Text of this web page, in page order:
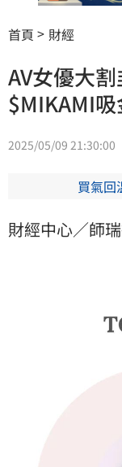
首頁 財經
AV女優大
$MIKAMI
2025/05/09 21:30:00
買氣回
財經中心／師